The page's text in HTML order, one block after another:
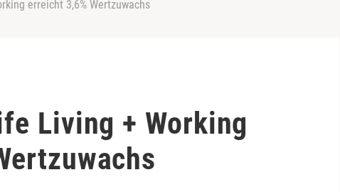
erreicht 3,6% Wertzuwachs
Living + Working